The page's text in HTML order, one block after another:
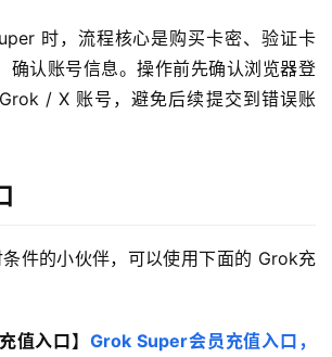
时，流程核心是购买卡密、验证卡
确认账号信息。操作前先确认浏览器登
/ X 账号，避免后续提交到错误账
件的小伙伴，可以使用下面的 Grok充
值入口】 Grok Super会员充值入口，